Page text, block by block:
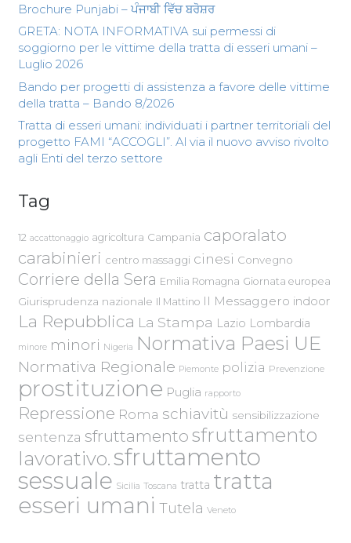
Brochure Punjabi – ਪੰਜਾਬੀ ਵਿੱਚ ਬਰੋਸ਼ਰ
GRETA: NOTA INFORMATIVA sui permessi di
soggiorno per le vittime della tratta di esseri umani –
Luglio 2026
Bando per progetti di assistenza a favore delle vittime
della tratta – Bando 8/2026
Tratta di esseri umani: individuati i partner territoriali del
progetto FAMI “ACCOGLI”. Al via il nuovo avviso rivolto
agli Enti del terzo settore
Tag
12 accattonaggio agricoltura Campania caporalato
carabinieri centro massaggi cinesi Convegno
Corriere della Sera Emilia Romagna Giornata europea
Giurisprudenza nazionale Il Mattino Il Messaggero indoor
La Repubblica La Stampa Lazio Lombardia
minore minori Nigeria Normativa Paesi UE
Normativa Regionale Piemonte polizia Prevenzione
prostituzione Puglia rapporto
Repressione Roma schiavitù sensibilizzazione
sentenza sfruttamento sfruttamento
lavorativo.sfruttamento
sessuale Sicilia Toscana tratta tratta
esseri umani Tutela Veneto